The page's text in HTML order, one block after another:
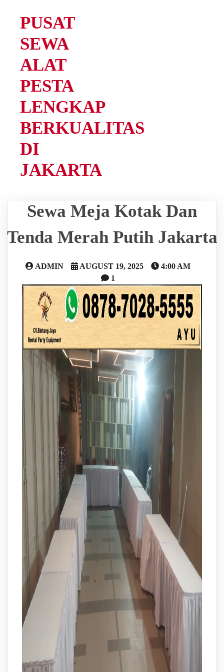
PUSAT
SEWA
ALAT
PESTA
LENGKAP
BERKUALITAS
DI
JAKARTA
Sewa Meja Kotak Dan
Tenda Merah Putih Jakarta
ADMIN AUGUST 19, 2025
4:00 AM
1